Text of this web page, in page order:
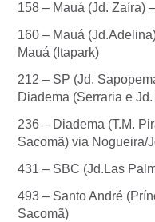
158 – Mauá (Jd. Zaíra)
160 – Mauá
Mauá (Itapark)
212 – SP (Jd.
Diadema (Serraria e
236 – Diadema (T.M.
Sacomã) via Nogueira/
431 – SBC (Jd.Las
493 – Santo André
Sacomã)